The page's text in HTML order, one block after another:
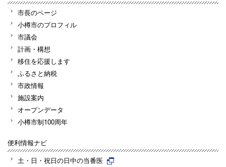
市長のページ
小樽市のプロフィル
市議会
計画・構想
移住を応援します
ふるさと納税
市政情報
施設案内
オープンデータ
小樽市制100周年
便利情報ナビ
土・日・祝日の日中の当番医